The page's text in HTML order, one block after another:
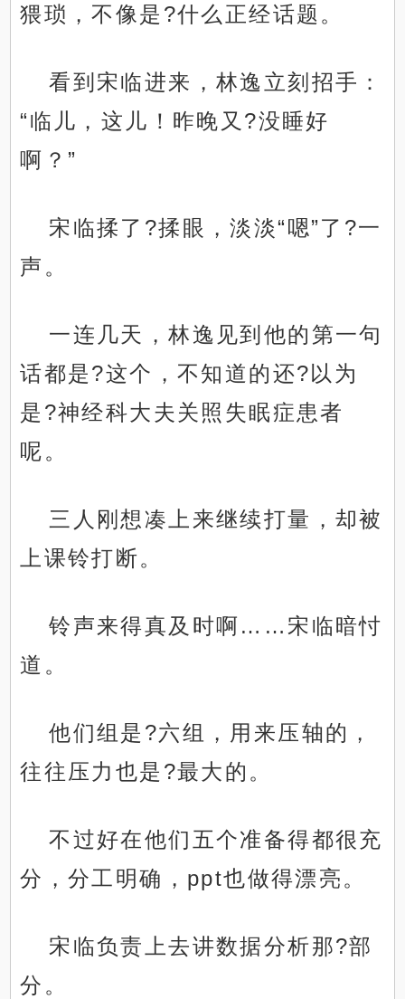
猥琐，不像是?什么正经话题。
看到宋临进来，林逸立刻招手：
“临儿，这儿！昨晚又?没睡好
啊？”
宋临揉了?揉眼，淡淡“嗯”了?一
声。
一连几天，林逸见到他的第一句
话都是?这个，不知道的还?以为
是?神经科大夫关照失眠症患者
呢。
三人刚想凑上来继续打量，却被
上课铃打断。
铃声来得真及时啊……宋临暗忖
道。
他们组是?六组，用来压轴的，
往往压力也是?最大的。
不过好在他们五个准备得都很充
分，分工明确，ppt也做得漂亮。
宋临负责上去讲数据分析那?部
分。